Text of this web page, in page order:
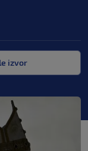
izvor